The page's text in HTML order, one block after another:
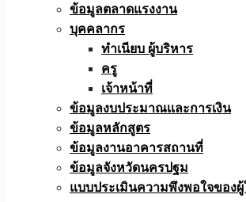
ข้อมูลตลาดแรงงาน
บุคคลากร
ทำเนียบ ผู้บริหาร
ครู
เจ้าหน้าที่
ข้อมูลงบประมาณเเละการเงิน
ข้อมูลหลักสูตร
ข้อมูลงานอาคารสถานที่
ข้อมูลจังหวัดนครปฐม
แบบประเมินความพึงพอใจของ